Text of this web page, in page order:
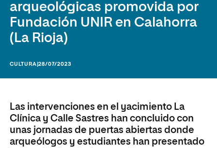
arqueológicas promovida por
Fundación UNIR en Calahorra
(La Rioja)
CULTURA |28/07/2023
Las intervenciones en el yacimiento La
Clínica y Calle Sastres han concluido con
unas jornadas de puertas abiertas donde
arqueólogos y estudiantes han presentado